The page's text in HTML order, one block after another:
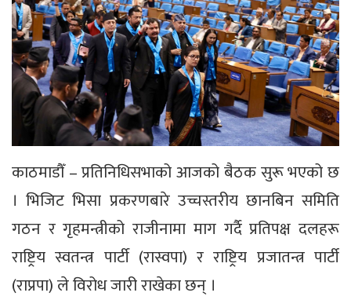
काठमाडौँ – प्रतिनिधिसभाको आजको बैठक सुरू भएको छ
। भिजिट भिसा प्रकरणबारे उच्चस्तरीय छानबिन समिति
गठन र गृहमन्त्रीको राजीनामा माग गर्दै प्रतिपक्ष दलहरू
राष्ट्रिय स्वतन्त्र पार्टी (रास्वपा) र राष्ट्रिय प्रजातन्त्र पार्टी
(राप्रपा) ले विरोध जारी राखेका छन् ।